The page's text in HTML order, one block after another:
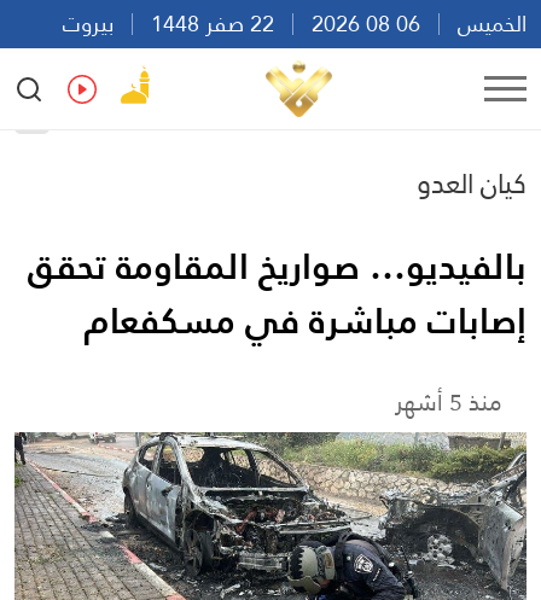
الخميس
بيروت
05:43
Ar
كيان العدو
بالفيديو… صواريخ المقاومة تحقق
إصابات مباشرة في مسكفعام
منذ 5 أشهر